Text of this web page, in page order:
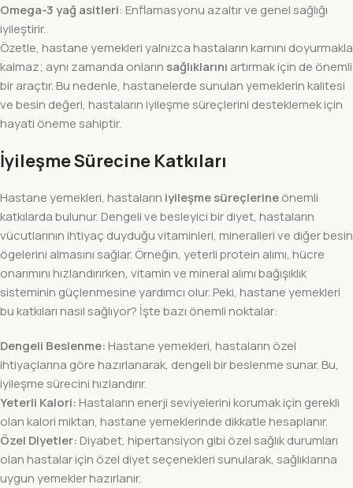
Omega-3 yağ asitleri: Enflamasyonu azaltır ve genel sağlığı
iyileştirir.
Özetle, hastane yemekleri yalnızca hastaların karnını doyurmakla
kalmaz; aynı zamanda onların sağlıklarını artırmak için de önemli
bir araçtır. Bu nedenle, hastanelerde sunulan yemeklerin kalitesi
ve besin değeri, hastaların iyileşme süreçlerini desteklemek için
hayati öneme sahiptir.
İyileşme Sürecine Katkıları
Hastane yemekleri, hastaların iyileşme süreçlerineönemli
katkılarda bulunur. Dengeli ve besleyici bir diyet, hastaların
vücutlarının ihtiyaç duyduğu vitaminleri, mineralleri ve diğer besin
ögelerini almasını sağlar. Örneğin, yeterli protein alımı, hücre
onarımını hızlandırırken, vitamin ve mineral alımı bağışıklık
sisteminin güçlenmesine yardımcı olur. Peki, hastane yemekleri
bu katkıları nasıl sağlıyor? İşte bazı önemli noktalar:
Dengeli Beslenme: Hastane yemekleri, hastaların özel
ihtiyaçlarına göre hazırlanarak, dengeli bir beslenme sunar. Bu,
iyileşme sürecini hızlandırır.
Yeterli Kalori: Hastaların enerji seviyelerini korumak için gerekli
olan kalori miktarı, hastane yemeklerinde dikkatle hesaplanır.
Özel Diyetler: Diyabet, hipertansiyon gibi özel sağlık durumları
olan hastalar için özel diyet seçenekleri sunularak, sağlıklarına
uygun yemekler hazırlanır.